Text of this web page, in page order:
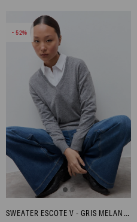
52
SWEATER ESCOTE V - GRIS MELANGE